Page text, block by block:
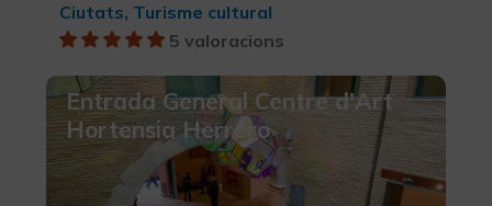
Ciutats, Turisme cultural
5 valoracions
Entrada General Centre d'Art
Hortensia Herrero